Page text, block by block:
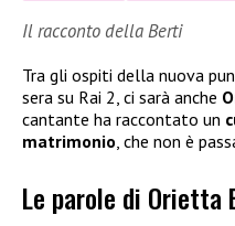
Il racconto della Berti
Tra gli ospiti della nuova
sera su Rai 2, ci sarà anche
cantante ha raccontato un
matrimonio, che non è
Le parole di Orietta